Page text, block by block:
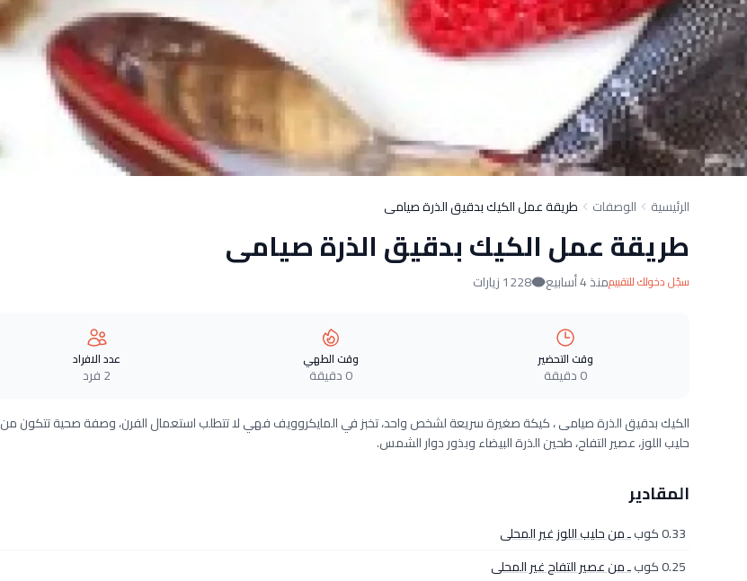
الرئيسية الوصفات طريقة عمل الكيك بدقيق الذرة صيامى
طريقة عمل الكيك بدقيق الذرة صيامى
سجّل دخولك للتقييممنذ 4 أسابيع 1228 زيارات
وقت التحضير
0 دقيقة
وقت الطهي
0 دقيقة
عدد الافراد
2 فرد
الكيك بدقيق الذرة صيامى ، كيكة صغيرة سريعة لشخص واحد، تخبز في المايكروويف فهي لا تتطلب استعمال الفرن، وصفة صحية تتكون من
حليب اللوز، عصير التفاح، طحين الذرة البيضاء وبذور دوار الشمس.
المقادير
0.33 كوب
ـ من حليب اللوز غير المحلى
0.25 كوب
ـ من عصير التفاح غير المحلى